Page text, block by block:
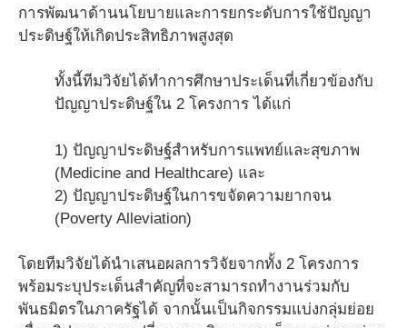
การพัฒนาด้านนโยบายและการยกระดับการใช้ปัญญา
ประดิษฐ์ให้เกิดประสิทธิภาพสูงสุด
ทั้งนี้ทีมวิจัยได้ทำการศึกษาประเด็นที่เกี่ยวข้องกับ
ปัญญาประดิษฐ์ใน 2 โครงการ ได้แก่
1) ปัญญาประดิษฐ์สำหรับการแพทย์และสุขภาพ
(Medicine and Healthcare) และ
2) ปัญญาประดิษฐ์ในการขจัดความยากจน
(Poverty Alleviation)
โดยทีมวิจัยได้นำเสนอผลการวิจัยจากทั้ง 2 โครงการ
พร้อมระบุประเด็นสำคัญที่จะสามารถทำงานร่วมกับ
พันธมิตรในภาครัฐได้ จากนั้นเป็นกิจกรรมแบ่งกลุ่มย่อย